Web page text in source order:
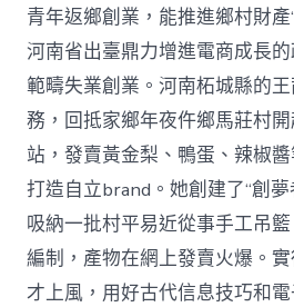
青年返鄉創業，能推進鄉村財產
河南省出臺鼎力增進電商成長
範疇失業創業。河南柘城縣的
務，回抵家鄉年夜仵鄉馬莊村
站，發賣黃金梨、鴨蛋、辣椒
打造自立brand。她創建了“創夢
吸納一批村平易近從事手工吊
編制，產物在網上發賣火爆。
才上風，用好古代信息技巧和